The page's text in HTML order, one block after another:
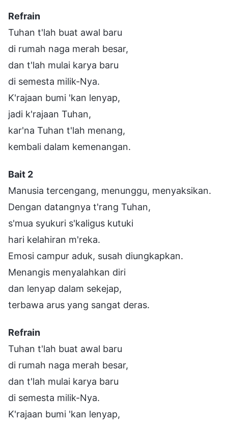
Refrain
Tuhan t'lah buat awal baru
di rumah naga merah besar,
dan t'lah mulai karya baru
di semesta milik-Nya.
K'rajaan bumi 'kan lenyap,
jadi k'rajaan Tuhan,
kar'na Tuhan t'lah menang,
kembali dalam kemenangan.
Bait 2
Manusia tercengang, menunggu, menyaksikan.
Dengan datangnya t'rang Tuhan,
s'mua syukuri s'kaligus kutuki
hari kelahiran m'reka.
Emosi campur aduk, susah diungkapkan.
Menangis menyalahkan diri
dan lenyap dalam sekejap,
terbawa arus yang sangat deras.
Refrain
Tuhan t'lah buat awal baru
di rumah naga merah besar,
dan t'lah mulai karya baru
di semesta milik-Nya.
K'rajaan bumi 'kan lenyap,